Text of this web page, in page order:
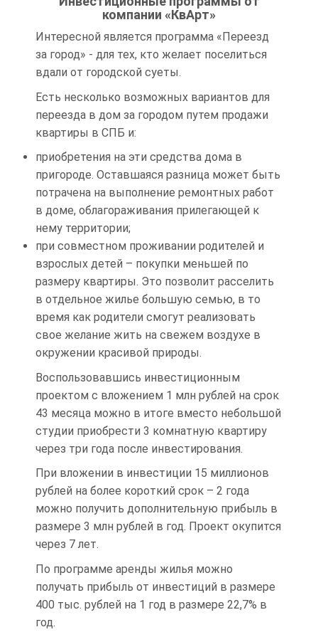
компании «КвАрт»
Интересной является программа «Переезд
за город» - для тех, кто желает поселиться
вдали от городской суеты.
Есть несколько возможных вариантов для
переезда в дом за городом путем продажи
квартиры в СПБ и:
приобретения на эти средства дома в
пригороде. Оставшаяся разница может быть
потрачена на выполнение ремонтных работ
в доме, облагораживания прилегающей к
нему территории;
при совместном проживании родителей и
взрослых детей – покупки меньшей по
размеру квартиры. Это позволит расселить
в отдельное жилье большую семью, в то
время как родители смогут реализовать
свое желание жить на свежем воздухе в
окружении красивой природы.
Воспользовавшись инвестиционным
проектом с вложением 1 млн рублей на срок
43 месяца можно в итоге вместо небольшой
студии приобрести 3 комнатную квартиру
через три года после инвестирования.
При вложении в инвестиции 15 миллионов
рублей на более короткий срок – 2 года
можно получить дополнительную прибыль в
размере 3 млн рублей в год. Проект окупится
через 7 лет.
По программе аренды жилья можно
получать прибыль от инвестиций в размере
400 тыс. рублей на 1 год в размере 22,7% в
год.